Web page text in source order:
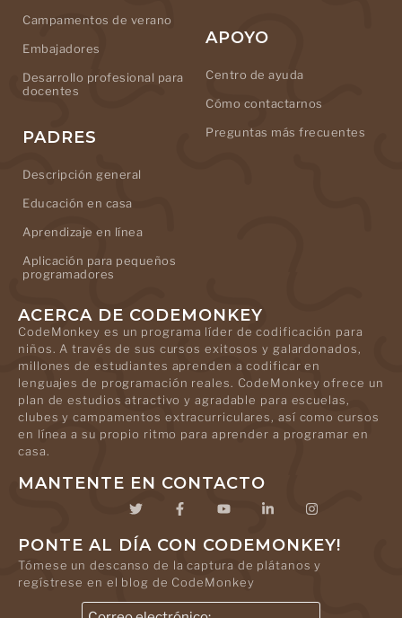
Campamentos de verano
Embajadores
Desarrollo profesional para
docentes
PADRES
Descripción general
Educación en casa
Aprendizaje en línea
Aplicación para pequeños
programadores
APOYO
Centro de ayuda
Cómo contactarnos
Preguntas más frecuentes
ACERCA DE CODEMONKEY
CodeMonkey es un programa líder de codificación para
niños. A través de sus cursos exitosos y galardonados,
millones de estudiantes aprenden a codificar en
lenguajes de programación reales. CodeMonkey ofrece un
plan de estudios atractivo y agradable para escuelas,
clubes y campamentos extracurriculares, así como cursos
en línea a su propio ritmo para aprender a programar en
casa.
MANTENTE EN CONTACTO
PONTE AL DÍA CON CODEMONKEY!
Tómese un descanso de la captura de plátanos y
regístrese en el blog de CodeMonkey